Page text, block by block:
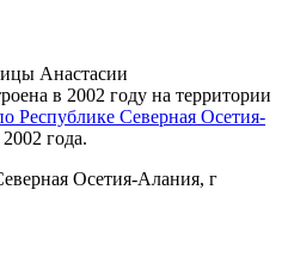
Анастасии
в 2002 году на территории
Северная Осетия-
года.
Осетия-Алания, г